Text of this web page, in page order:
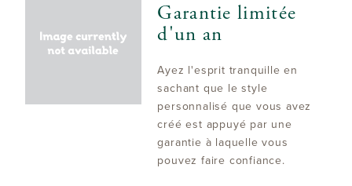
Garantie limitée
d'un an
Ayez l'esprit tranquille en
sachant que le style
personnalisé que vous avez
créé est appuyé par une
garantie à laquelle vous
pouvez faire confiance.